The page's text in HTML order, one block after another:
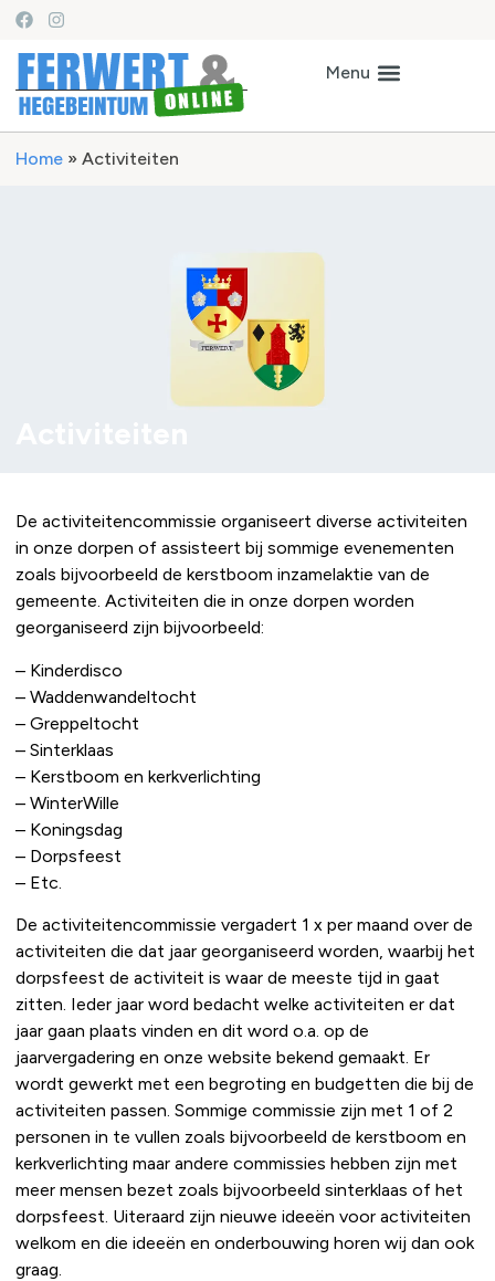
Home » Activiteiten
De activiteitencommissie organiseert diverse activiteiten
in onze dorpen of assisteert bij sommige evenementen
zoals bijvoorbeeld de kerstboom inzamelaktie van de
gemeente. Activiteiten die in onze dorpen worden
georganiseerd zijn bijvoorbeeld:
– Kinderdisco
– Waddenwandeltocht
– Greppeltocht
– Sinterklaas
– Kerstboom en kerkverlichting
– WinterWille
– Koningsdag
– Dorpsfeest
– Etc.
De activiteitencommissie vergadert 1 x per maand over de
activiteiten die dat jaar georganiseerd worden, waarbij het
dorpsfeest de activiteit is waar de meeste tijd in gaat
zitten. Ieder jaar word bedacht welke activiteiten er dat
jaar gaan plaats vinden en dit word o.a. op de
jaarvergadering en onze website bekend gemaakt. Er
wordt gewerkt met een begroting en budgetten die bij de
activiteiten passen. Sommige commissie zijn met 1 of 2
personen in te vullen zoals bijvoorbeeld de kerstboom en
kerkverlichting maar andere commissies hebben zijn met
meer mensen bezet zoals bijvoorbeeld sinterklaas of het
dorpsfeest. Uiteraard zijn nieuwe ideeën voor activiteiten
welkom en die ideeën en onderbouwing horen wij dan ook
graag.